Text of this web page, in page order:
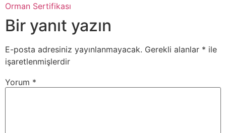
Orman Sertifikası
Bir yanıt yazın
E-posta adresiniz yayınlanmayacak. Gerekli alanlar * ile
işaretlenmişlerdir
Yorum *